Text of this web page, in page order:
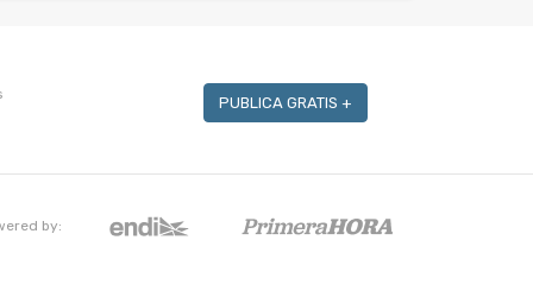
PUBLICA GRATIS +
by: